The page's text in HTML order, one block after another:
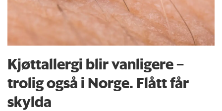
Kjøttallergi blir vanligere –
trolig også i Norge. Flått får
skylda